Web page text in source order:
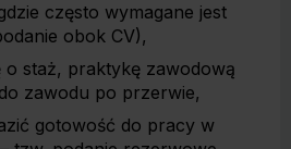
często wymagane jest
obok CV),
o staż, praktykę zawodową
zawodu po przerwie,
gotowość do pracy w